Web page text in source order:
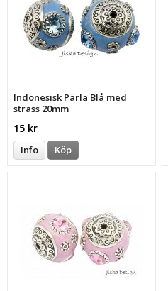
Indonesisk Pärla Blå med
strass 20mm
15 kr
Info Köp